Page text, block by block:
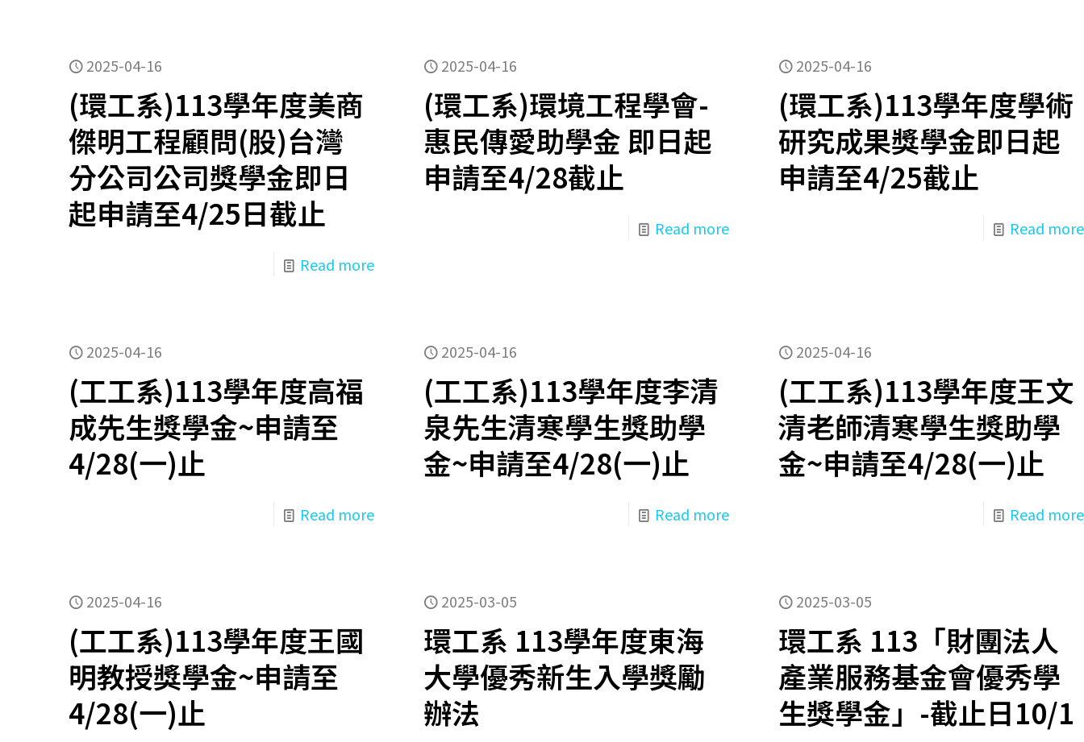
2025-04-16
(環工系)113學年度美商
傑明工程顧問(股)台灣
分公司公司獎學金即日
起申請至4/25日截止
Read more
2025-04-16
(環工系)環境工程學會-
惠民傳愛助學金 即日起
申請至4/28截止
Read more
2025-04-16
(環工系)113學年度學術
研究成果獎學金即日起
申請至4/25截止
Read more
2025-04-16
(工工系)113學年度高福
成先生獎學金~申請至
4/28(一)止
Read more
2025-04-16
(工工系)113學年度李清
泉先生清寒學生獎助學
金~申請至4/28(一)止
Read more
2025-04-16
(工工系)113學年度王文
清老師清寒學生獎助學
金~申請至4/28(一)止
Read more
2025-04-16
(工工系)113學年度王國
明教授獎學金~申請至
4/28(一)止
2025-03-05
環工系 113學年度東海
大學優秀新生入學獎勵
辦法
2025-03-05
環工系 113「財團法人
產業服務基金會優秀學
生獎學金」-截止日10/1